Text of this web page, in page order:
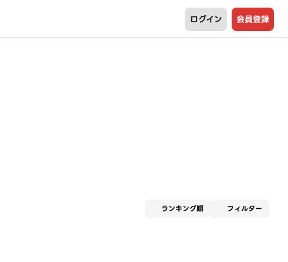
ログイン 会員登録
ランキング順 フィルター